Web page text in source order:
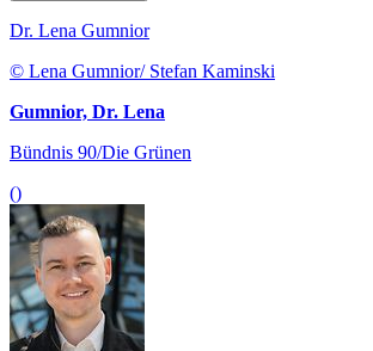
Dr. Lena Gumnior
© Lena Gumnior/ Stefan Kaminski
Gumnior, Dr. Lena
Bündnis 90/Die Grünen
()